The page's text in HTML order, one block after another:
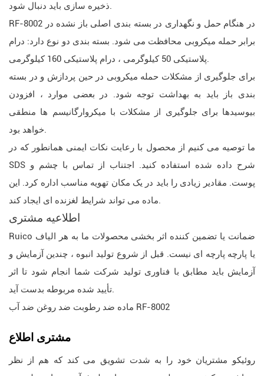
ذخیره سازی باید دنبال شود.
RF-8002 در هنگام حمل و نگهداری در بسته بندی اصلی باز نشده در
برابر حمله میکروبی محافظت می شود. بسته بندی دو نوع دارد: درام
پلاستیکی 50 کیلوگرمی ، درام پلاستیکی 160 کیلوگرمی.
برای جلوگیری از مشکلات حمله میکروبی در حین پردازش و در بسته
بندی باز باید به بهداشت توجه شود. در بعضی موارد ، افزودن
بیوسیدها برای جلوگیری از مشکلات با میکروارگانیسم ها منطقی
خواهد بود.
ما توصیه می کنیم از محصول با رعایت نکات ایمنی همانطور که در
SDS شرح داده شده استفاده کنید. اجتناب از تماس با چشم و
پوست. مقادیر زیادی را باید در یک مکان تهویه مناسب اداره کرد. این
ماده می تواند شرایط لغزنده ای ایجاد کند.
اطلاعیه مشتری
Ruico ضمانت یا تضمین کننده اثر بخشی محصولات ما به هر الیاف
یا پارچه پارچه ای نیست. قبل از شروع تولید انبوه ، چندین آزمایش و
آزمایش باید مطابق با فناوری تولید شرکت شما انجام شود تا اثر
تأیید شده مربوطه بدست آید.
ماده ضد رطوبت ضد روغن ضد آب RF-8002
مشتری اطلاع
روئیکو مشتریان خود را به شدت تشویق می کند که هم از نظر